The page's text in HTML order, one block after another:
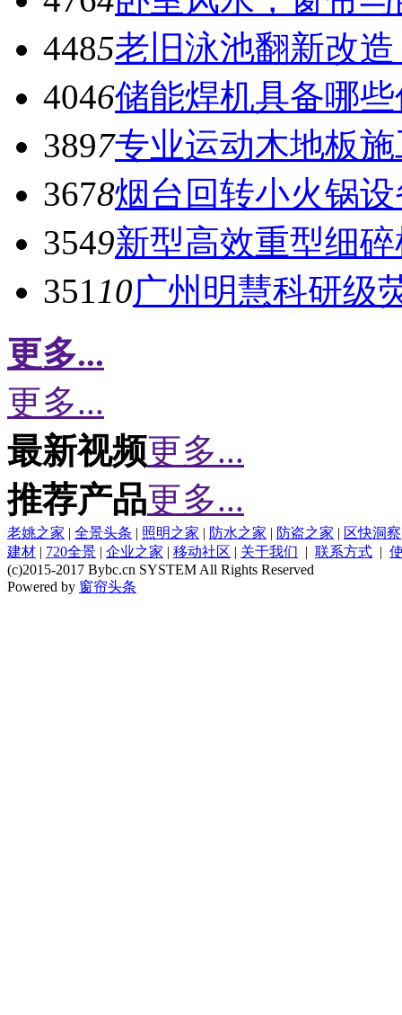
4485老旧泳池翻新改
4046储能焊机具备哪
3897专业运动木地板
3678烟台回转小火锅
3549新型高效重型细
35110广州明慧科研级
更多...
更多...
最新视频更多...
推荐产品更多...
老姚之家 | 全景头条 | 照明之家 | 防水之家 | 防盗之家 | 区快洞察
建材 | 720全景 | 企业之家 | 移动社区 | 关于我们 | 联系方式 |
(c)2015-2017 Bybc.cn SYSTEM All Rights Reserved
Powered by 窗帘头条